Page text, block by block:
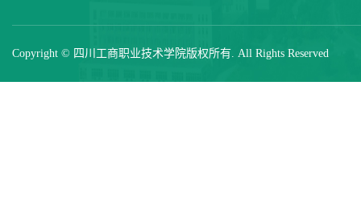
Copyright © 四川工商职业技术学院版权所有. All Rights Reserved